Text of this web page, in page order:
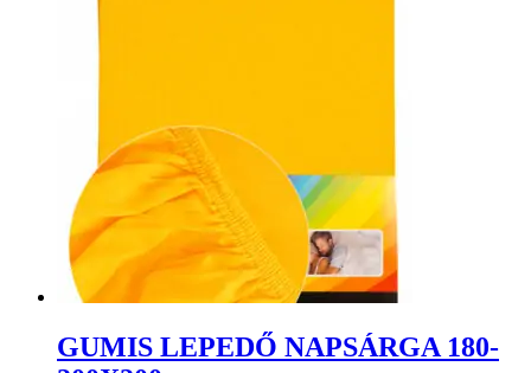
GUMIS LEPEDŐ NAPSÁRGA 180-